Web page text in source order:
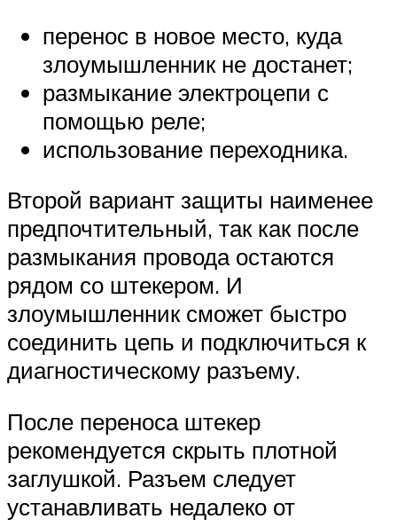
перенос в новое место, куда
злоумышленник не достанет;
размыкание электроцепи с
помощью реле;
использование переходника.
Второй вариант защиты наименее
предпочтительный, так как после
размыкания провода остаются
рядом со штекером. И
злоумышленник сможет быстро
соединить цепь и подключиться к
диагностическому разъему.
После переноса штекер
рекомендуется скрыть плотной
заглушкой. Разъем следует
устанавливать недалеко от